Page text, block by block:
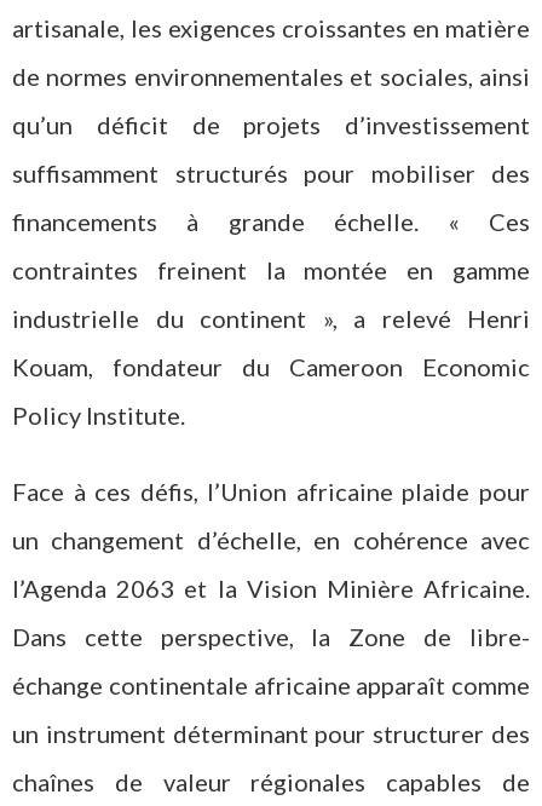
artisanale, les exigences croissantes en matière
de normes environnementales et sociales, ainsi
qu’un déficit de projets d’investissement
suffisamment structurés pour mobiliser des
financements à grande échelle. « Ces
contraintes freinent la montée en gamme
industrielle du continent », a relevé Henri
Kouam, fondateur du Cameroon Economic
Policy Institute.
Face à ces défis, l’Union africaine plaide pour
un changement d’échelle, en cohérence avec
l’Agenda 2063 et la Vision Minière Africaine.
Dans cette perspective, la Zone de libre-
échange continentale africaine apparaît comme
un instrument déterminant pour structurer des
chaînes de valeur régionales capables de